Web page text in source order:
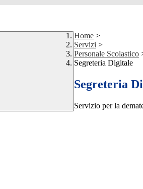
Home >
Servizi >
Personale Scolastico
Segreteria Digitale
Segreteria
Servizio per la